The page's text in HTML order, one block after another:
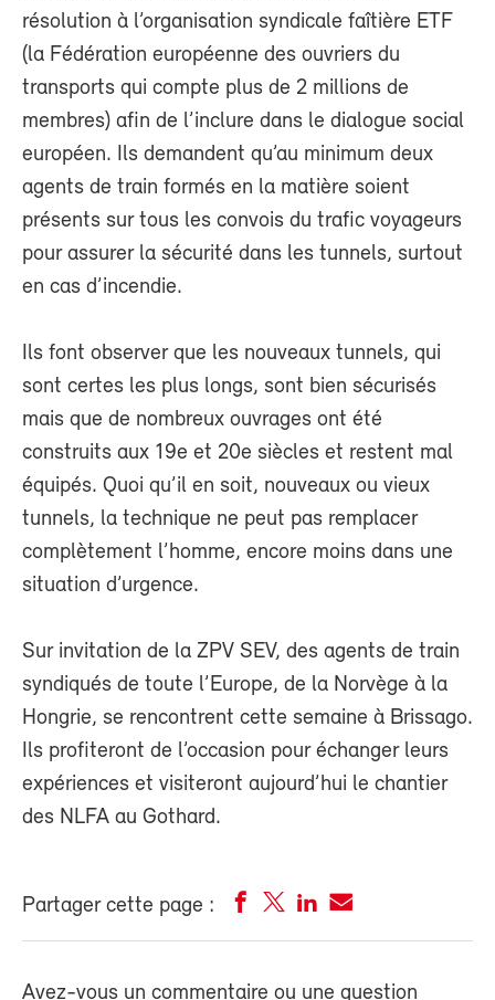
résolution à l’organisation syndicale faîtière ETF
(la Fédération européenne des ouvriers du
transports qui compte plus de 2 millions de
membres) afin de l’inclure dans le dialogue social
européen. Ils demandent qu’au minimum deux
agents de train formés en la matière soient
présents sur tous les convois du trafic voyageurs
pour assurer la sécurité dans les tunnels, surtout
en cas d’incendie.
Ils font observer que les nouveaux tunnels, qui
sont certes les plus longs, sont bien sécurisés
mais que de nombreux ouvrages ont été
construits aux 19e et 20e siècles et restent mal
équipés. Quoi qu’il en soit, nouveaux ou vieux
tunnels, la technique ne peut pas remplacer
complètement l’homme, encore moins dans une
situation d’urgence.
Sur invitation de la ZPV SEV, des agents de train
syndiqués de toute l’Europe, de la Norvège à la
Hongrie, se rencontrent cette semaine à Brissago.
Ils profiteront de l’occasion pour échanger leurs
expériences et visiteront aujourd’hui le chantier
des NLFA au Gothard.
Partager cette page :
Avez-vous un commentaire ou une question